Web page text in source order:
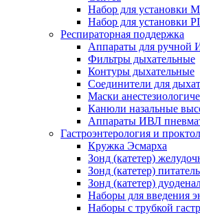
Набор для установки
Набор для установки
Респираторная поддержка
Аппараты для ручной
Фильтры дыхательные
Контуры дыхательные
Соединители для
Маски
Канюли назальные
Аппараты ИВЛ
Гастроэнтерология и
Кружка Эсмарха
Зонд (катетер)
Зонд (катетер)
Зонд (катетер)
Наборы для введения
Наборы с трубкой